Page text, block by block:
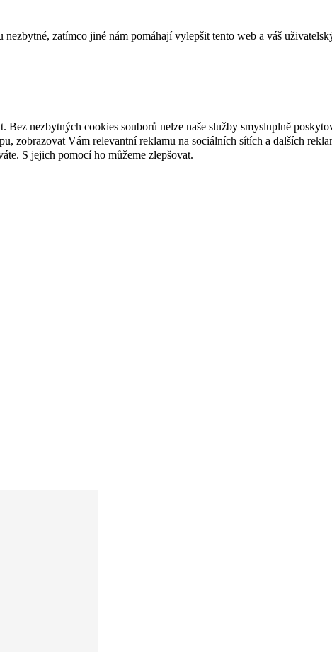
zatímco jiné nám pomáhají vylepšit tento web a váš
Bez nezbytných cookies souborů nelze naše služby smysluplně
zobrazovat Vám relevantní reklamu na sociálních sítích a dalších
S jejich pomocí ho můžeme zlepšovat.